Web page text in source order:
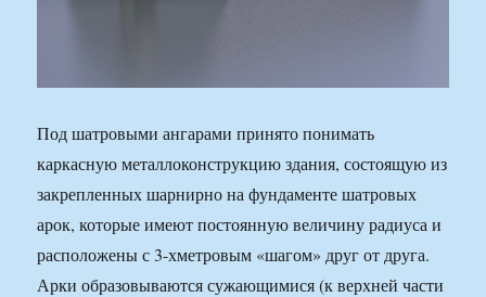
Под шатровыми ангарами принято понимать
каркасную металлоконструкцию здания, состоящую из
закрепленных шарнирно на фундаменте шатровых
арок, которые имеют постоянную величину радиуса и
расположены с 3-хметровым «шагом» друг от друга.
Арки образовываются сужающимися (к верхней части